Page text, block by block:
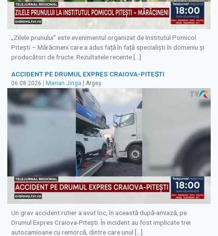
„Zilele prunului” este evenimentul organizat de Institutul Pomicol
Pitești – Mărăcineni care a adus față în față specialiști în domeniu și
producători de fructe. Rezultatele recente […]
ACCIDENT PE DRUMUL EXPRES CRAIOVA-PITEȘTI
06.08.2026 Marian Jinga | Argeș
Un grav accident rutier a avut loc, în această după-amiază, pe
Drumul Expres Craiova-Pitești. În incident au fost implicate trei
autocamioane cu remorcă, dintre care unul […]